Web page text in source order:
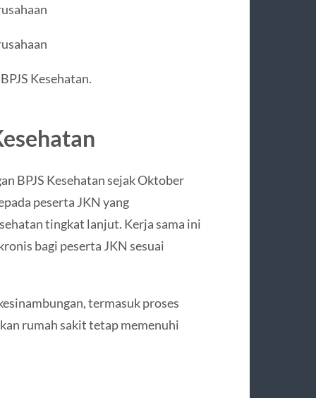
Kesehatan.
BPJS Kesehatan sejak Oktober
peserta JKN yang
tingkat lanjut. Kerja sama ini
bagi peserta JKN sesuai
termasuk proses
rumah sakit tetap memenuhi